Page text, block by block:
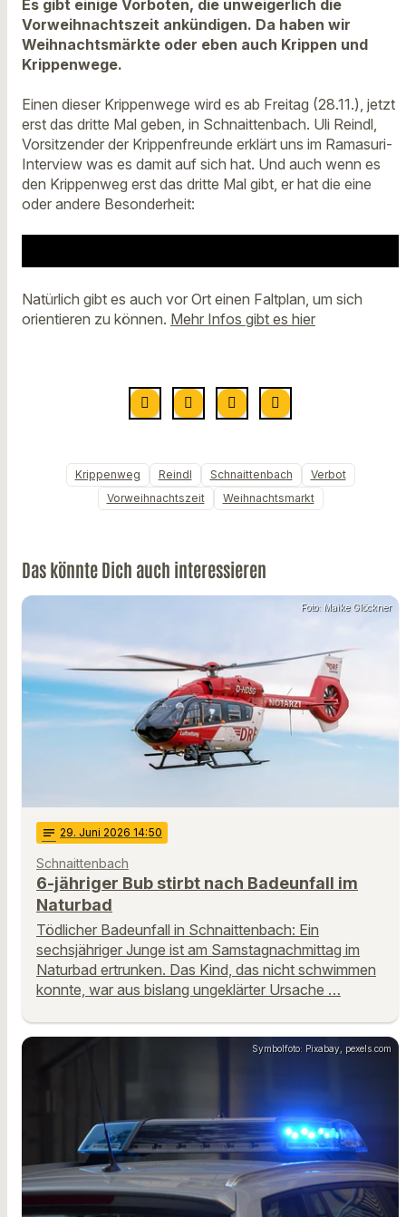
Es gibt einige Vorboten, die unweigerlich die
Vorweihnachtszeit ankündigen. Da haben wir
Weihnachtsmärkte oder eben auch Krippen und
Krippenwege.
Einen dieser Krippenwege wird es ab Freitag (28.11.), jetzt
erst das dritte Mal geben, in Schnaittenbach. Uli Reindl,
Vorsitzender der Krippenfreunde erklärt uns im Ramasuri-
Interview was es damit auf sich hat. Und auch wenn es
den Krippenweg erst das dritte Mal gibt, er hat die eine
oder andere Besonderheit:
Natürlich gibt es auch vor Ort einen Faltplan, um sich
orientieren zu können. Mehr Infos gibt es hier
Krippenweg Reindl Schnaittenbach
Verbot
Vorweihnachtszeit
Weihnachtsmarkt
Das könnte Dich auch interessieren
Foto: Maike Glöckner
notes 29. Juni 2026 14:50
Schnaittenbach
6-jähriger Bub stirbt nach Badeunfall im
Naturbad
Tödlicher Badeunfall in Schnaittenbach: Ein
sechsjähriger Junge ist am Samstagnachmittag im
Naturbad ertrunken. Das Kind, das nicht schwimmen
konnte, war aus bislang ungeklärter Ursache …
Symbolfoto: Pixabay, pexels.com